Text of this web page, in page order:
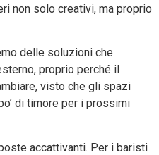
non solo creativi, ma proprio
delle soluzioni che
proprio perché il
visto che gli spazi
di timore per i prossimi
accattivanti. Per i baristi